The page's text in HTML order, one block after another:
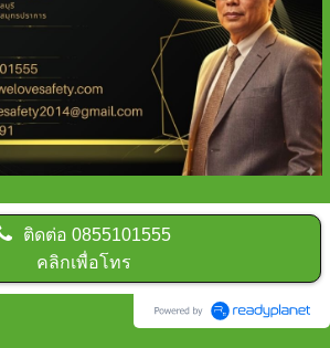
ติดต่อ0855101555
คลิกเพื่อโทร